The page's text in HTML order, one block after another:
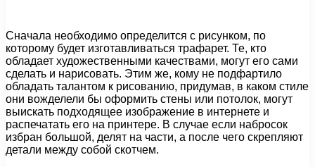
Сначала необходимо определится с рисунком, по
которому будет изготавливаться трафарет. Те, кто
обладает художественными качествами, могут его сами
сделать и нарисовать. Этим же, кому не подфартило
обладать талантом к рисованию, придумав, в каком стиле
они вожделели бы оформить стены или потолок, могут
выискать подходящее изображение в интернете и
распечатать его на принтере. В случае если набросок
избран большой, делят на части, а после чего скрепляют
детали между собой скотчем.